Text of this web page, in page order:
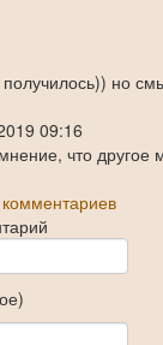
но
09:16
что другое